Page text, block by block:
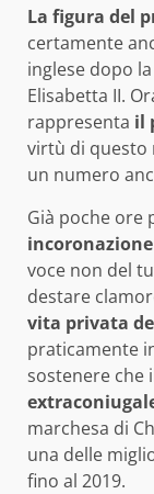
La figura del
certamente
inglese dopo
Elisabetta II.
rappresenta il
virtù di questo
un numero
Già poche ore
incoronazione
voce non del
destare
vita privata
praticamente
sostenere che
marchesa di
una delle
fino al 2019.